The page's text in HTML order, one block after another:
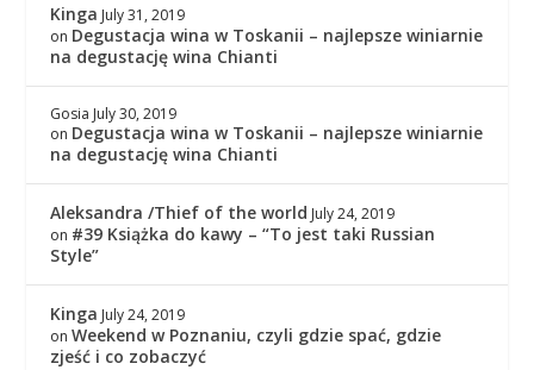
Kinga July 31, 2019
on Degustacja wina w Toskanii – najlepsze winiarnie
na degustację wina Chianti
Gosia July 30, 2019
on Degustacja wina w Toskanii – najlepsze winiarnie
na degustację wina Chianti
Aleksandra /Thief of the world July 24, 2019
on #39 Książka do kawy – “To jest taki Russian
Style”
Kinga July 24, 2019
onWeekend w Poznaniu, czyli gdzie spać, gdzie
zjeść i co zobaczyć